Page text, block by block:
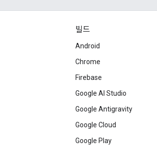
빌드
Android
Chrome
Firebase
Google AI Studio
Google Antigravity
Google Cloud
Google Play